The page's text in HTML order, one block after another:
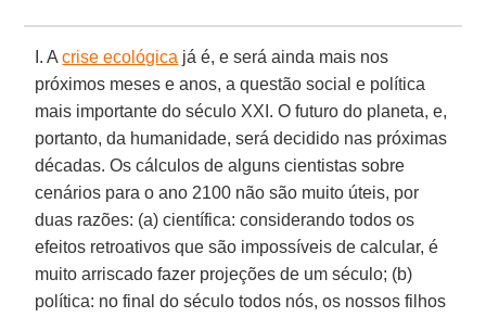
I. Acrise ecológica já é, e será ainda mais nos
próximos meses e anos, a questão social e política
mais importante do século XXI. O futuro do planeta, e,
portanto, da humanidade, será decidido nas próximas
décadas. Os cálculos de alguns cientistas sobre
cenários para o ano 2100 não são muito úteis, por
duas razões: (a) científica: considerando todos os
efeitos retroativos que são impossíveis de calcular, é
muito arriscado fazer projeções de um século; (b)
política: no final do século todos nós, os nossos filhos